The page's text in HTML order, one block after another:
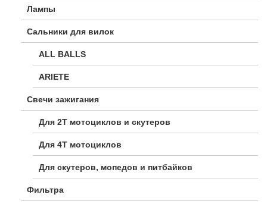
Лампы
Сальники для вилок
ALL BALLS
ARIETE
Свечи зажигания
Для 2Т мотоциклов и скутеров
Для 4Т мотоциклов
Для скутеров, мопедов и питбайков
Фильтра